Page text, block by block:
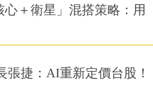
＋衛星」混搭策略：用
張捷：AI重新定價台股！